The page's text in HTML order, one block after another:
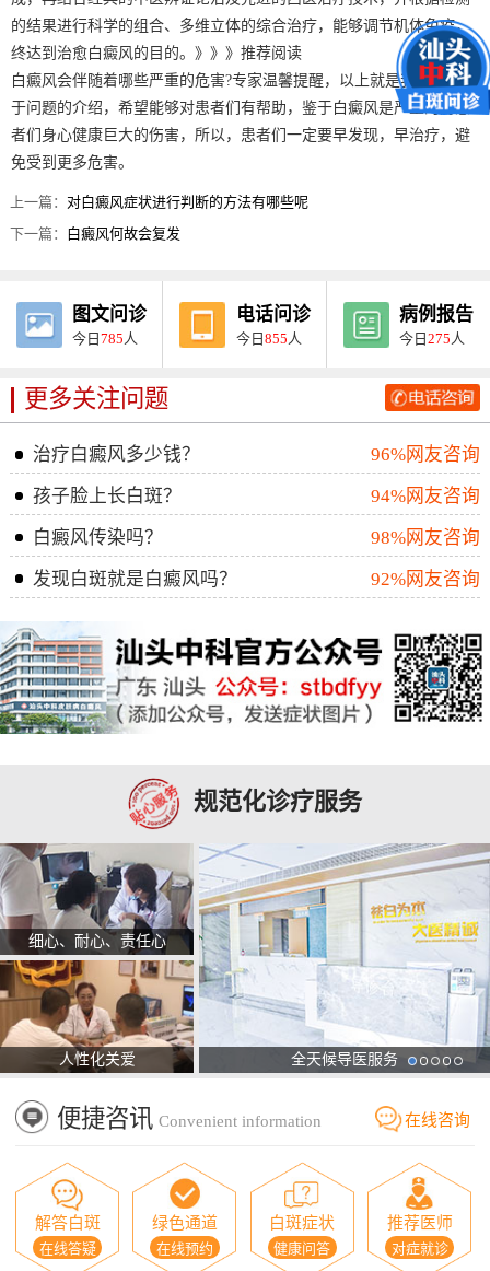
的结果进行科学的组合、多维立体的综合治疗，能够调节机体免疫，
终达到治愈白癜风的目的。》》》推荐阅读
白癜风会伴随着哪些严重的危害?专家温馨提醒，以上就是我院专家关
于问题的介绍，希望能够对患者们有帮助，鉴于白癜风是严重的对患
者们身心健康巨大的伤害，所以，患者们一定要早发现，早治疗，避
免受到更多危害。
上一篇： 对白癜风症状进行判断的方法有哪些呢
下一篇： 白癜风何故会复发
图文问诊
今日785 人
电话问诊
今日855 人
病例报告
今日275 人
更多关注问题
治疗白癜风多少钱？
96%网友咨询
孩子脸上长白斑？
94%网友咨询
白癜风传染吗？
98%网友咨询
发现白斑就是白癜风吗？
92%网友咨询
规范化诊疗服务
细心、耐心、责任心
人性化关爱 全天候导医服务
便捷咨讯 Convenient information 在线咨询
解答白斑
在线答疑
绿色通道
在线预约
白斑症状
健康问答
推荐医师
对症就诊